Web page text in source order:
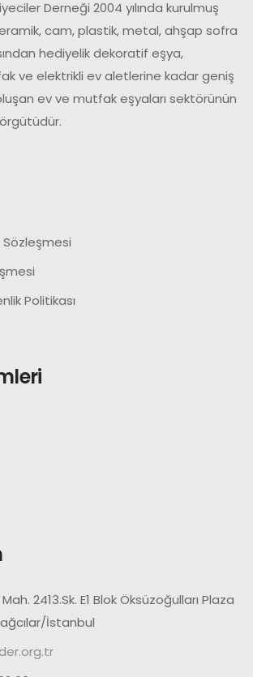
Derneği 2004 yılında kurulmuş
cam, plastik, metal, ahşap sofra
hediyelik dekoratif eşya,
ve elektrikli ev aletlerine kadar geniş
ev ve mutfak eşyaları sektörünün
Sözleşmesi
Politikası
2413.Sk. E1 Blok Öksüzoğulları Plaza
İstanbul